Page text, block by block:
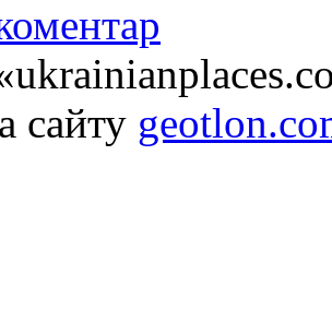
сайту